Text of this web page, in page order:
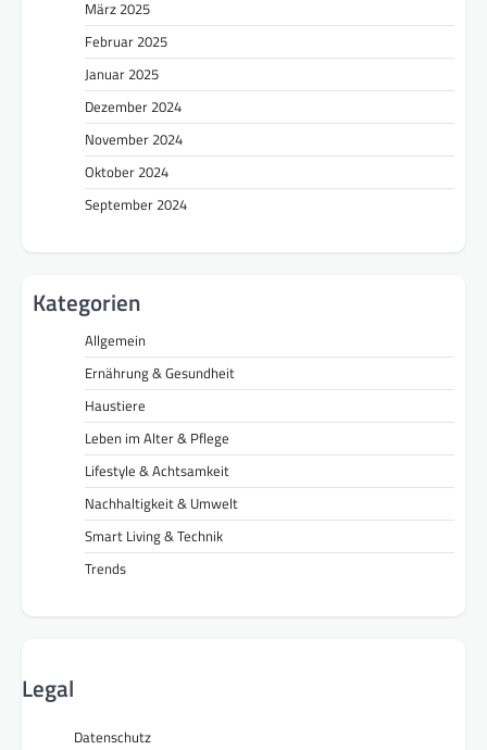
März 2025
Februar 2025
Januar 2025
Dezember 2024
November 2024
Oktober 2024
September 2024
Kategorien
Allgemein
Ernährung & Gesundheit
Haustiere
Leben im Alter & Pflege
Lifestyle & Achtsamkeit
Nachhaltigkeit & Umwelt
Smart Living & Technik
Trends
Legal
Datenschutz